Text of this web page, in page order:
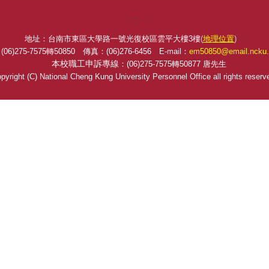
:::
地址：台南市東區大學路一號光復校區雲平大樓3樓(地理位置)
(06)275-7575轉50850 傳真：(06)276-6456
E-mail ：
本校職工申訴專線 ：(06)275-7575轉50877 唐先生
(C) National Cheng Kung University Personnel Office all rights